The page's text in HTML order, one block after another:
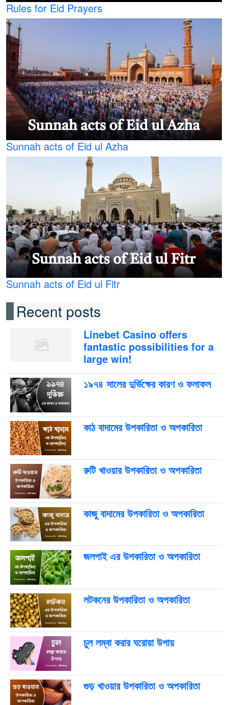
Rules for Eid Prayers
Sunnah acts of Eid ul Azha
Sunnah acts of Eid ul Fitr
Recent posts
Linebet Casino offers
fantastic possibilities for a
large win!
১৯৭৪ সালের দুর্ভিক্ষের কারণ ও ফলাফল
কাঠ বাদামের উপকারিতা ও অপকারিতা
রুটি খাওয়ার উপকারিতা ও অপকারিতা
কাজু বাদামের উপকারিতা ও অপকারিতা
জলপাই এর উপকারিতা ও অপকারিতা
লটকনের উপকারিতা ও অপকারিতা
চুল লম্বা করার ঘরোয়া উপায়
গুড় খাওয়ার উপকারিতা ও অপকারিতা